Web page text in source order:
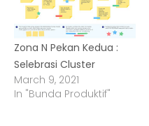
Zona N Pekan Kedua :
Selebrasi Cluster
March 9, 2021
In "Bunda Produktif"